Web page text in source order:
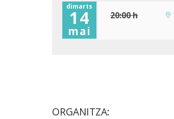
dimarts
14
mai
20:00 h
ORGANITZA: